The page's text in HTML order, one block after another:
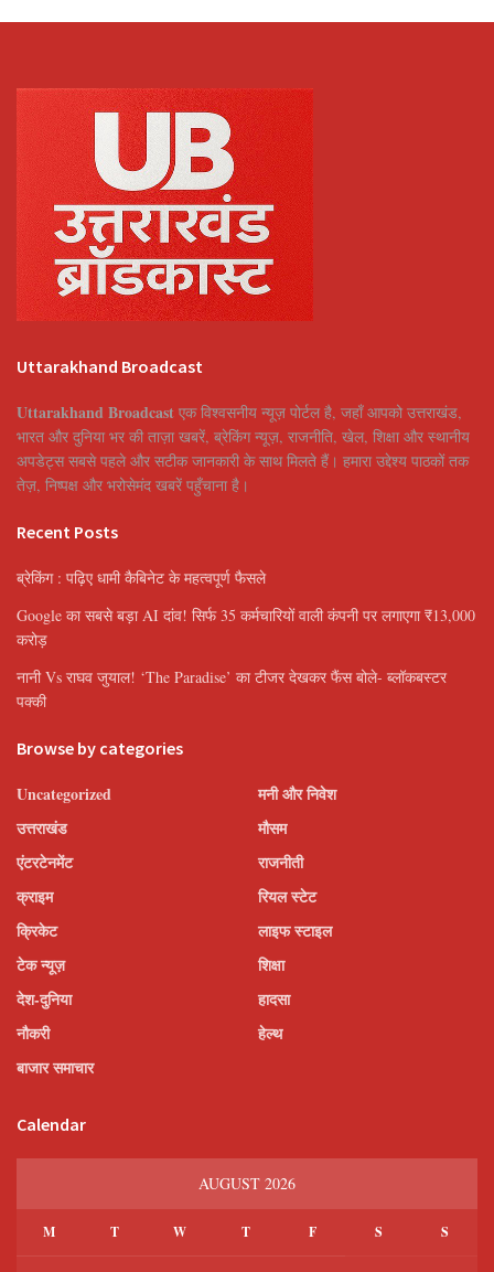
Uttarakhand Broadcast
Uttarakhand Broadcast एक विश्वसनीय न्यूज़ पोर्टल है, जहाँ आपको उत्तराखंड,
भारत और दुनिया भर की ताज़ा खबरें, ब्रेकिंग न्यूज़, राजनीति, खेल, शिक्षा और स्थानीय
अपडेट्स सबसे पहले और सटीक जानकारी के साथ मिलते हैं। हमारा उद्देश्य पाठकों तक
तेज़, निष्पक्ष और भरोसेमंद खबरें पहुँचाना है।
Recent Posts
ब्रेकिंग : पढ़िए धामी कैबिनेट के महत्वपूर्ण फैसले
Google का सबसे बड़ा AI दांव! सिर्फ 35 कर्मचारियों वाली कंपनी पर लगाएगा ₹13,000
करोड़
नानी Vs राघव जुयाल! ‘The Paradise’ का टीजर देखकर फैंस बोले- ब्लॉकबस्टर
पक्की
Browse by categories
Uncategorized
उत्तराखंड
एंटरटेनमेंट
क्राइम
क्रिकेट
टेक न्यूज़
देश-दुनिया
नौकरी
बाजार समाचार
मनी और निवेश
मौसम
राजनीती
रियल स्टेट
लाइफ स्टाइल
शिक्षा
हादसा
हेल्थ
Calendar
AUGUST 2026
M T W T F S S